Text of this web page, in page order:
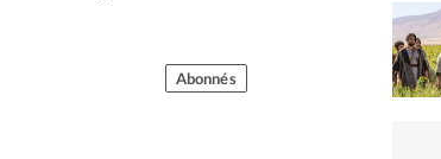
Changemement
Abonnés